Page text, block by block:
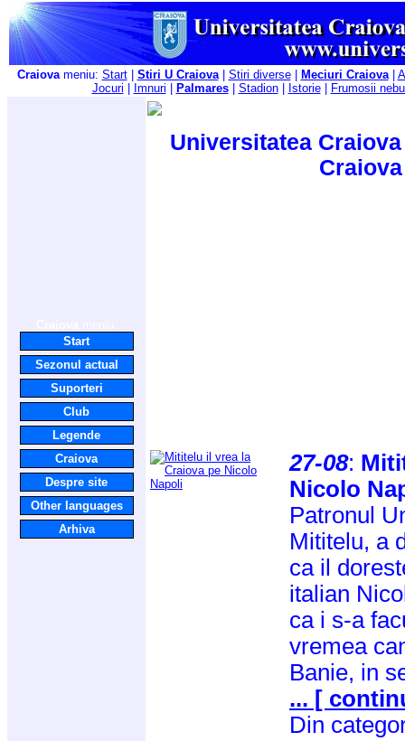
Craiovameniu: Start| Stiri U Craiova| Stiri diverse| Meciuri Craiova|
Jocuri
Imnuri Palmares| Stadion| Istorie| Frumosii
Start
Sezonul actual
Suporteri
Club
Legende
Craiova
Despre site
Other languages
Arhiva
Universitatea
27-08:
Nicolo
Patronul
Mititelu, a
ca il
italian
ca i s-a
vremea
Banie, in
... [
Din